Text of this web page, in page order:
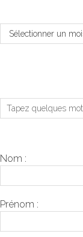
Archives
Nom :
Prénom :